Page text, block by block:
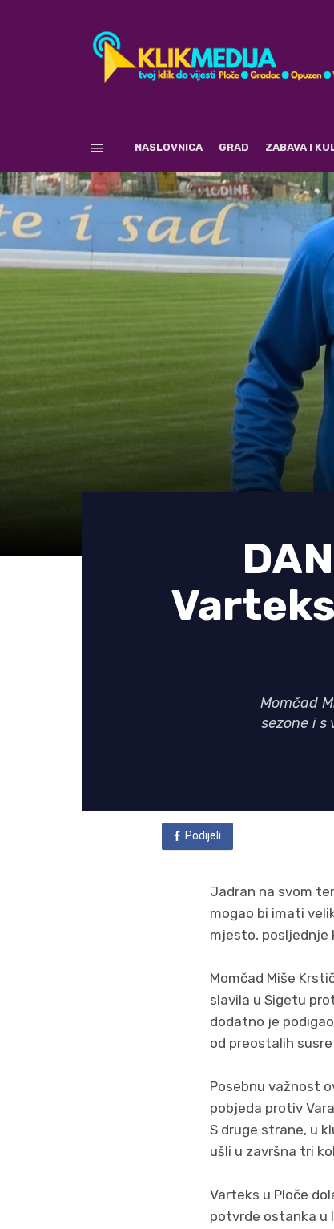
NASLOVNICA GRAD ZABAVA I
Momčad
sezone i
Podijeli
Jadran na svom
mogao bi imati
mjesto, posljednje
Momčad Miše
slavila u Sigetu
dodatno je
od preostalih
Posebnu važnost
pobjeda protiv
S druge strane, u
ušli u završna tri
Varteks u Ploče
potvrde ostanka u